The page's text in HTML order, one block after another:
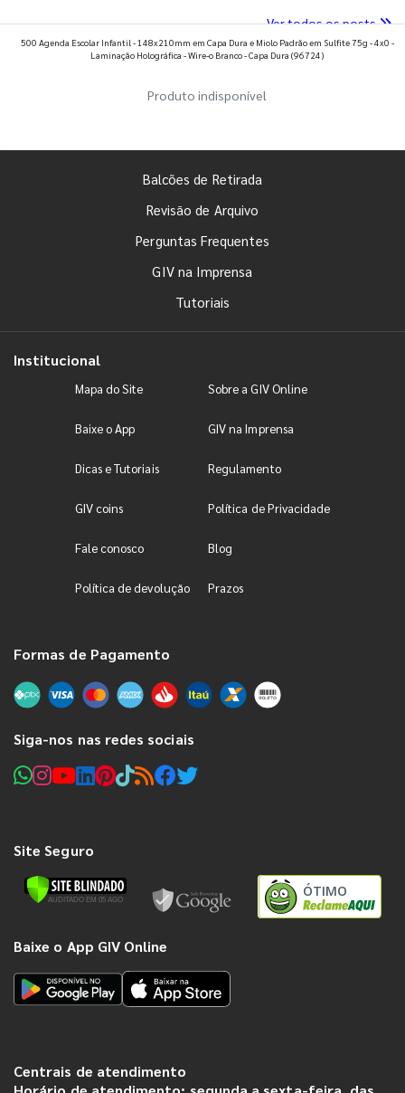
Ver todos os posts
500 Agenda Escolar Infantil - 148x210mm em Capa Dura e Miolo Padrão em Sulfite 75g - 4x0 -
Laminação Holográfica - Wire-o Branco - Capa Dura (96724)
Produto indisponível
Balcões de Retirada
Revisão de Arquivo
Perguntas Frequentes
GIV na Imprensa
Tutoriais
Institucional
Mapa do Site Sobre a GIV Online
Baixe o App GIV na Imprensa
Dicas e Tutoriais Regulamento
GIV coins Política de Privacidade
Fale conosco Blog
Política de devolução Prazos
Formas de Pagamento
Siga-nos nas redes sociais
Site Seguro
ÓTIMO
Baixe o App GIV Online
Centrais de atendimento